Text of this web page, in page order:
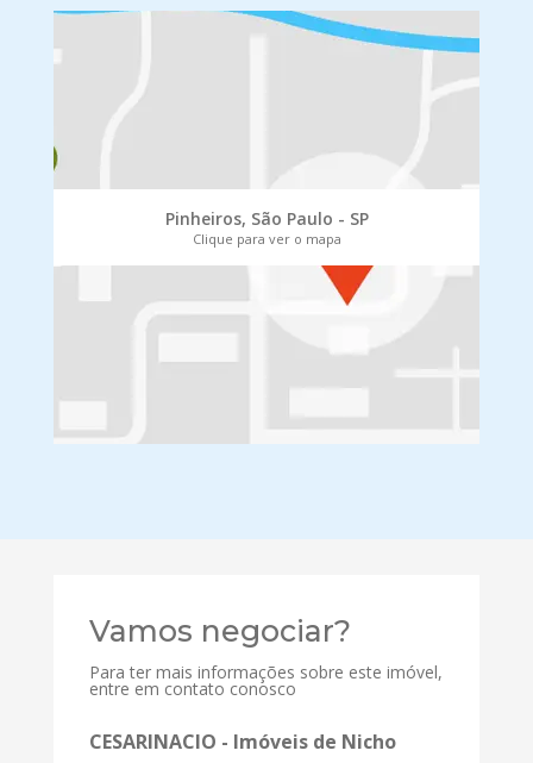
Pinheiros, São Paulo - SP
Clique para ver o mapa
Vamos negociar?
Para ter mais informações sobre este imóvel,
entre em contato conosco
CESARINACIO - Imóveis de Nicho